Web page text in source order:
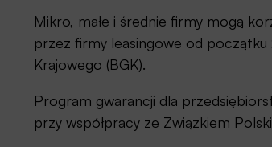
Mikro, małe i średnie firmy mogą
przez firmy leasingowe od
Krajowego (BGK).
Program gwarancji dla
przy współpracy ze Związkiem